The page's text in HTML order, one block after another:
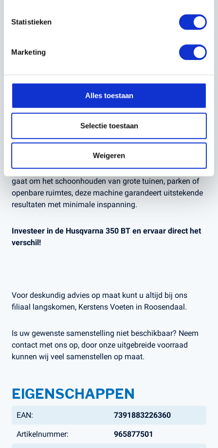
Statistieken
Marketing
Alles toestaan
Selectie toestaan
Weigeren
: Handige knoppen en functies
binnen handbereik.
5. ROBUUST EN BETROUWBAAR
professioneel gebruik.
Lage onderhoudsvereisten dankzij hoogwaardige
CONCLUSIE
Met de Husqvarna 350 BT haalt u een krachtige,
comfortabele en efficiënte bladblazer in huis. Of het nu
gaat om het schoonhouden van grote tuinen, parken of
openbare ruimtes, deze machine garandeert uitstekende
resultaten met minimale inspanning.
Investeer in de Husqvarna 350 BT en ervaar direct het
verschil!
Voor deskundig advies op maat kunt u altijd bij ons
filiaal langskomen, Kerstens Voeten in Roosendaal.
Is uw gewenste samenstelling niet beschikbaar? Neem
contact met ons op, door onze uitgebreide voorraad
kunnen wij veel samenstellen op maat.
EIGENSCHAPPEN
EAN: 7391883226360
Artikelnummer: 965877501